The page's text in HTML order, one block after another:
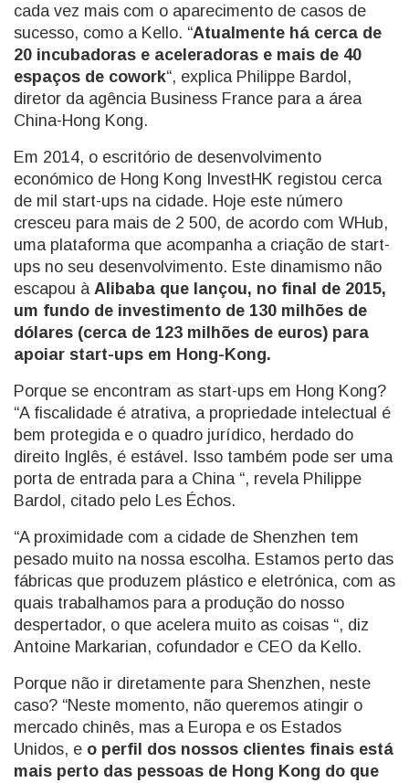
cada vez mais com o aparecimento de casos de
sucesso, como a Kello. “Atualmente há cerca de
20 incubadoras e aceleradoras e mais de 40
espaços de cowork“, explica Philippe Bardol,
diretor da agência Business France para a área
China-Hong Kong.
Em 2014, o escritório de desenvolvimento
económico de Hong Kong InvestHK registou cerca
de mil start-ups na cidade. Hoje este número
cresceu para mais de 2 500, de acordo com WHub,
uma plataforma que acompanha a criação de start-
ups no seu desenvolvimento. Este dinamismo não
escapou à Alibaba que lançou, no final de 2015,
um fundo de investimento de 130 milhões de
dólares (cerca de 123 milhões de euros) para
apoiar start-ups em Hong-Kong.
Porque se encontram as start-ups em Hong Kong?
“A fiscalidade é atrativa, a propriedade intelectual é
bem protegida e o quadro jurídico, herdado do
direito Inglês, é estável. Isso também pode ser uma
porta de entrada para a China “, revela Philippe
Bardol, citado pelo Les Échos.
“A proximidade com a cidade de Shenzhen tem
pesado muito na nossa escolha. Estamos perto das
fábricas que produzem plástico e eletrónica, com as
quais trabalhamos para a produção do nosso
despertador, o que acelera muito as coisas “, diz
Antoine Markarian, cofundador e CEO da Kello.
Porque não ir diretamente para Shenzhen, neste
caso? “Neste momento, não queremos atingir o
mercado chinês, mas a Europa e os Estados
Unidos, e o perfil dos nossos clientes finais está
mais perto das pessoas de Hong Kong do que